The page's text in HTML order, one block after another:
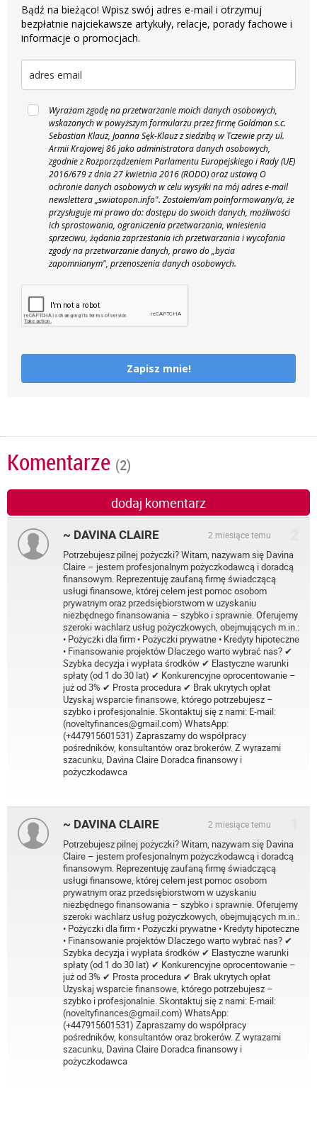
Bądź na bieżąco! Wpisz swój adres e-mail i otrzymuj
bezpłatnie najciekawsze artykuły, relacje, porady fachowe i
informacje o promocjach.
Wyrażam zgodę na przetwarzanie moich danych osobowych,
wskazanych w powyższym formularzu przez firmę Goldman s.c.
Sebastian Klauz, Joanna Sęk-Klauz z siedzibą w Tczewie przy ul.
Armii Krajowej 86 jako administratora danych osobowych,
zgodnie z Rozporządzeniem Parlamentu Europejskiego i Rady (UE)
2016/679 z dnia 27 kwietnia 2016 (RODO) oraz ustawą O
ochronie danych osobowych w celu wysyłki na mój adres e-mail
newslettera „swiatopon.info". Zostałem/am poinformowany/a, że
przysługuje mi prawo do: dostępu do swoich danych, możliwości
ich sprostowania, ograniczenia przetwarzania, wniesienia
sprzeciwu, żądania zaprzestania ich przetwarzania i wycofania
zgody na przetwarzanie danych, prawo do „bycia
zapomnianym", przenoszenia danych osobowych.
Zapisz mnie!
Komentarze (2)
dodaj komentarz
~ DAVINA CLAIRE 2 miesiące temu
Potrzebujesz pilnej pożyczki? Witam, nazywam się Davina
Claire – jestem profesjonalnym pożyczkodawcą i doradcą
finansowym. Reprezentuję zaufaną firmę świadczącą
usługi finansowe, której celem jest pomoc osobom
prywatnym oraz przedsiębiorstwom w uzyskaniu
niezbędnego finansowania – szybko i sprawnie. Oferujemy
szeroki wachlarz usług pożyczkowych, obejmujących m.in.:
• Pożyczki dla firm • Pożyczki prywatne • Kredyty hipoteczne
• Finansowanie projektów Dlaczego warto wybrać nas? ✔
Szybka decyzja i wypłata środków ✔ Elastyczne warunki
spłaty (od 1 do 30 lat) ✔ Konkurencyjne oprocentowanie –
już od 3% ✔ Prosta procedura ✔ Brak ukrytych opłat
Uzyskaj wsparcie finansowe, którego potrzebujesz –
szybko i profesjonalnie. Skontaktuj się z nami: E-mail:
(noveltyfinances@gmail.com) WhatsApp:
(+447915601531) Zapraszamy do współpracy
pośredników, konsultantów oraz brokerów. Z wyrazami
szacunku, Davina Claire Doradca finansowy i
pożyczkodawca
~ DAVINA CLAIRE 2 miesiące temu
Potrzebujesz pilnej pożyczki? Witam, nazywam się Davina
Claire – jestem profesjonalnym pożyczkodawcą i doradcą
finansowym. Reprezentuję zaufaną firmę świadczącą
usługi finansowe, której celem jest pomoc osobom
prywatnym oraz przedsiębiorstwom w uzyskaniu
niezbędnego finansowania – szybko i sprawnie. Oferujemy
szeroki wachlarz usług pożyczkowych, obejmujących m.in.:
• Pożyczki dla firm • Pożyczki prywatne • Kredyty hipoteczne
• Finansowanie projektów Dlaczego warto wybrać nas? ✔
Szybka decyzja i wypłata środków ✔ Elastyczne warunki
spłaty (od 1 do 30 lat) ✔ Konkurencyjne oprocentowanie –
już od 3% ✔ Prosta procedura ✔ Brak ukrytych opłat
Uzyskaj wsparcie finansowe, którego potrzebujesz –
szybko i profesjonalnie. Skontaktuj się z nami: E-mail:
(noveltyfinances@gmail.com) WhatsApp:
(+447915601531) Zapraszamy do współpracy
pośredników, konsultantów oraz brokerów. Z wyrazami
szacunku, Davina Claire Doradca finansowy i
pożyczkodawca